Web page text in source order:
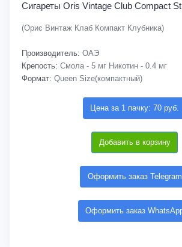
Сигареты Oris Vintage Club Compact
(Орис Винтаж Клаб Компакт Клубника)
Производитель: ОАЭ
Крепость: Смола - 5 мг Никотин - 0.4 мг
Формат: Queen Size(компактный)
Цена за 1 пачку: 70 руб.
Добавить в корзину
Оформить заказ Telegram
Оформить заказ